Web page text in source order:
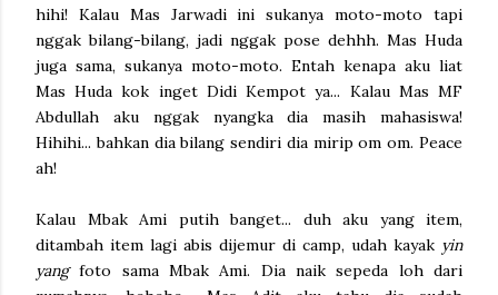
hihi! Kalau Mas Jarwadi ini sukanya moto-moto tapi
nggak bilang-bilang, jadi nggak pose dehhh. Mas Huda
juga sama, sukanya moto-moto. Entah kenapa aku liat
Mas Huda kok inget Didi Kempot ya... Kalau Mas MF
Abdullah aku nggak nyangka dia masih mahasiswa!
Hihihi... bahkan dia bilang sendiri dia mirip om om. Peace
ah!
Kalau Mbak Ami putih banget... duh aku yang item,
ditambah item lagi abis dijemur di camp, udah kayak yin
yangfoto sama Mbak Ami. Dia naik sepeda loh dari